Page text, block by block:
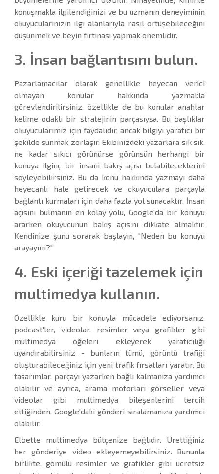
konuşmakla ilgilendiğinizi ve bu uzmanın deneyiminin
okuyucularınızın ilgi alanlarıyla nasıl örtüşebileceğini
düşünmek ve beyin fırtınası yapmak önemlidir.
3. İnsan bağlantısını bulun.
Pazarlamacılar olarak genellikle heyecan verici
olmayan konular hakkında yazmakla
görevlendirilirsiniz, özellikle de bu konular anahtar
kelime odaklı bir stratejinin parçasıysa. Bu başlıklar
okuyucularımız için faydalıdır, ancak bilgiyi yaratıcı bir
şekilde sunmak zorlaşır. Ekibinizdeki yazarlara sık sık,
ne kadar sıkıcı görünürse görünsün herhangi bir
konuya ilginç bir insani bakış açısı bulabileceklerini
söyleyebilirsiniz. Bu da konu hakkında yazmayı daha
heyecanlı hale getirecek ve okuyuculara parçayla
bağlantı kurmaları için daha fazla yol sunacaktır. İnsan
açısını bulmanın en kolay yolu, Google'da bir konuyu
ararken okuyucunun bakış açısını dikkate almaktır.
Kendinize şunu sorarak başlayın, "Neden bu konuyu
arayayım?"
4. Eski içeriği tazelemek için
multimedya kullanın.
Özellikle kuru bir konuyla mücadele ediyorsanız,
podcast'ler, videolar, resimler veya grafikler gibi
multimedya öğeleri ekleyerek yaratıcılığı
uyandırabilirsiniz - bunların tümü, görüntü trafiği
oluşturabileceğiniz için yeni trafik fırsatları yaratır. Bu
tasarımlar, parçayı yazarken bağlı kalmanıza yardımcı
olabilir ve ayrıca, arama motorları görseller veya
videolar gibi multimedya bileşenlerini tercih
ettiğinden, Google'daki gönderi sıralamanıza yardımcı
olabilir.
Elbette multimedya bütçenize bağlıdır. Ürettiğiniz
her gönderiye video ekleyemeyebilirsiniz. Bununla
birlikte, gömülü resimler ve grafikler gibi ücretsiz